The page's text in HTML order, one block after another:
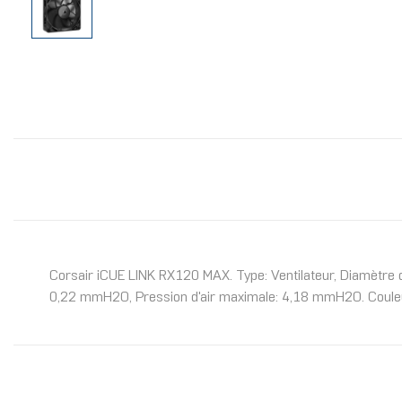
Corsair iCUE LINK RX120 MAX. Type: Ventilateur,
0,22 mmH2O, Pression d'air maximale: 4,18 mmH2O.